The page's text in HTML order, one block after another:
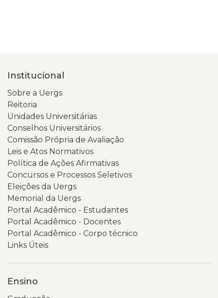
Institucional
Sobre a Uergs
Reitoria
Unidades Universitárias
Conselhos Universitários
Comissão Própria de Avaliação
Leis e Atos Normativos
Política de Ações Afirmativas
Concursos e Processos Seletivos
Eleições da Uergs
Memorial da Uergs
Portal Acadêmico - Estudantes
Portal Acadêmico - Docentes
Portal Acadêmico - Corpo técnico
Links Úteis
Ensino